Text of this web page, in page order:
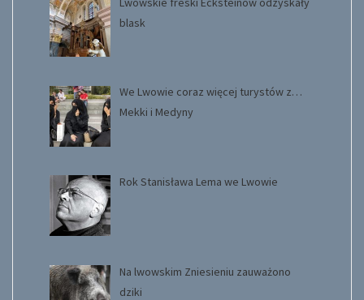
blask
We Lwowie coraz więcej turystów z…
Mekki i Medyny
Rok Stanisława Lema we Lwowie
Na lwowskim Zniesieniu zauważono
dziki